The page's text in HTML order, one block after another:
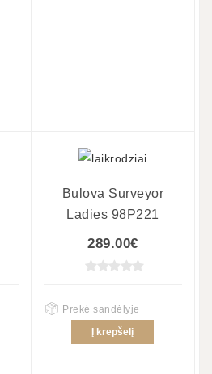
Bulova Surveyor
Ladies 98P221
289.00€
Prekė sandėlyje
Į krepšelį